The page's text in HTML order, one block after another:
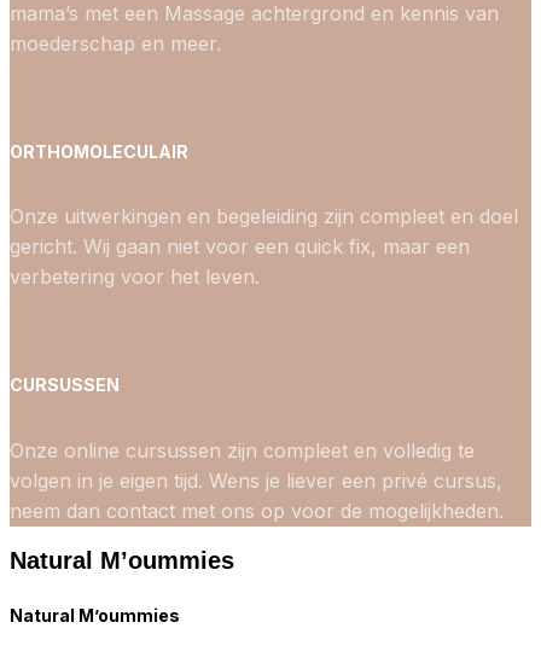
mama’s met een Massage achtergrond en kennis van
moederschap en meer.
ORTHOMOLECULAIR
Onze uitwerkingen en begeleiding zijn compleet en doel
gericht. Wij gaan niet voor een quick fix, maar een
verbetering voor het leven.
CURSUSSEN
Onze online cursussen zijn compleet en volledig te
volgen in je eigen tijd. Wens je liever een privé cursus,
neem dan contact met ons op voor de mogelijkheden.
Natural M’oummies
Natural M’oummies